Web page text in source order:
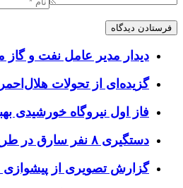
دیدار مدیر عامل نفت و گاز
گزیده‌ای از تحولات
فاز اول نیروگاه خورشیدی
دستگیری ۸ نفر سارق در طرح پاکسازی محلات و کشف ۱۷ فقره سرقت
گزارش تصویری از پیشوازی